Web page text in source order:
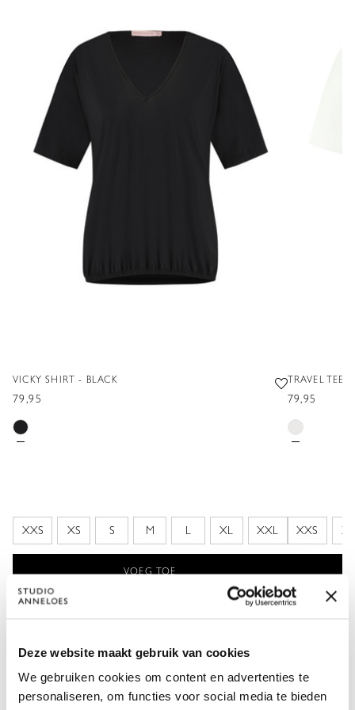
Deze website maakt gebruik van cookies
We gebruiken cookies om content en advertenties te
personaliseren, om functies voor social media te bieden
hakken, of een casual stijl met een T-shirt en sneakers, de
Downstairs bonded trousers past zich moeiteloos aan elke
gelegenheid aan. De zwarte kleur maakt het eenvoudig om
eindeloos te combineren met diverse tops en accessoires,
waardoor je steeds weer nieuwe, stijlvolle outfits kunt creëren.
Investeer in de Downstairs bonded trousers van Studio Anneloes
en voeg een tijdloos en functioneel kledingstuk toe aan je
collectie. Geniet van het ultieme comfort, de elegante uitstraling
en het duurzame karakter van deze broek, en voel je
zelfverzekerd bij elke stap die je zet.
VICKY SHIRT - BLACK
79,95
XXS XS S M L XL XXL
VOEG TOE
TRAVEL TEE
79,95
XXS XS
ONTDEK HIER NOG MEER ITEMS MET
DUURZAMER MATERIAAL